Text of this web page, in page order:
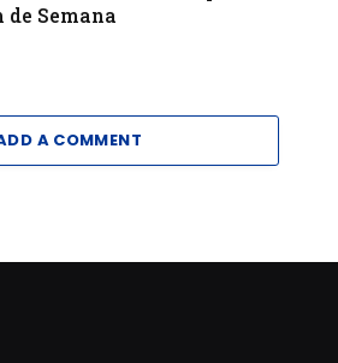
Semana
A COMMENT